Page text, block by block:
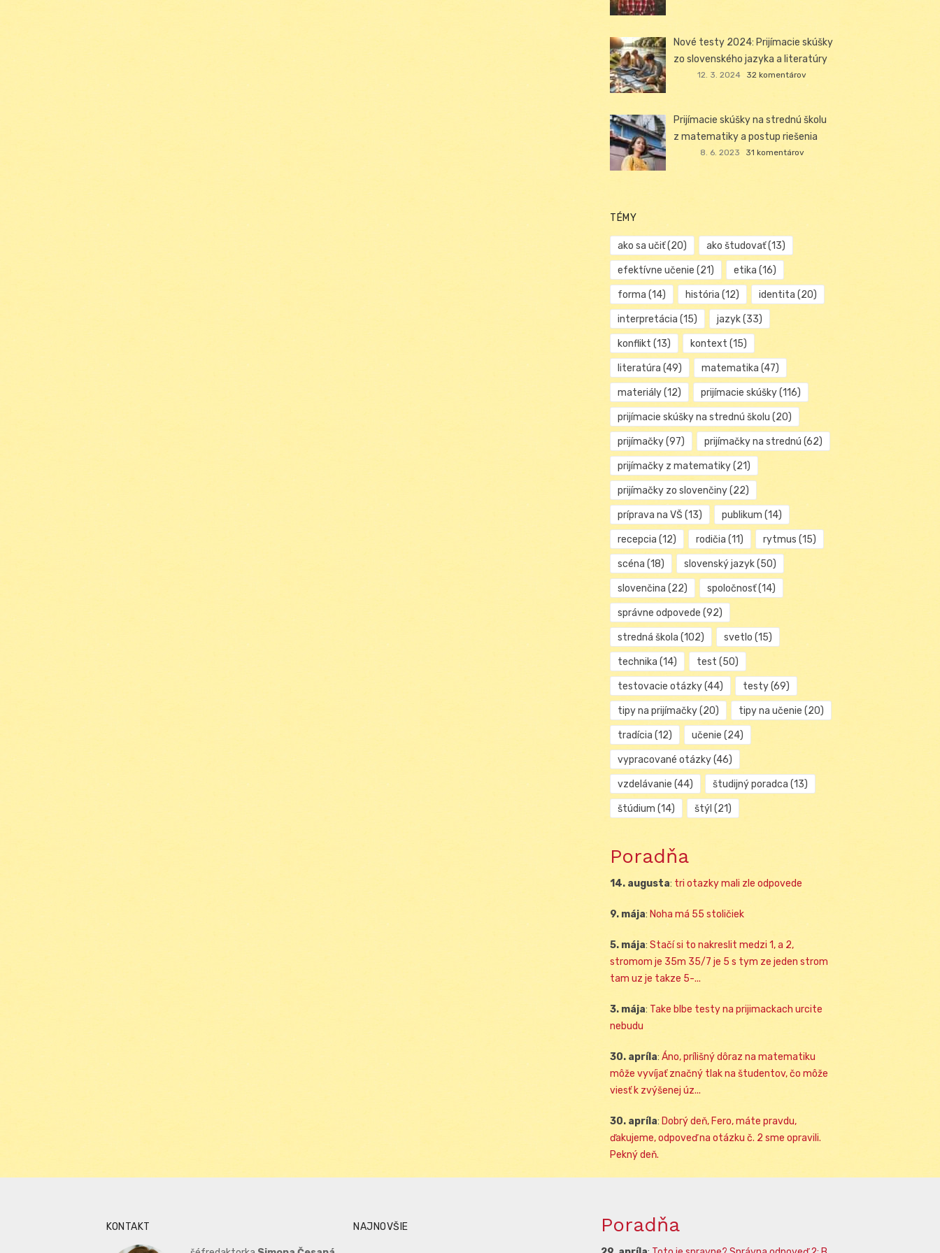
Nové testy 2024: Prijímacie skúšky
zo slovenského jazyka a literatúry
12. 3. 2024 32 komentárov
Prijímacie skúšky na strednú školu
z matematiky a postup riešenia
8. 6. 2023 31 komentárov
TÉMY
ako sa učiť(20) ako študovať(13)
efektívne učenie (21) etika (16)
forma (14) história (12) identita (20)
interpretácia (15) jazyk(33)
konflikt (13) kontext (15)
literatúra (49) matematika (47)
materiály(12) prijímacie skúšky(116)
prijímacie skúšky na strednú školu (20)
prijímačky(97) prijímačky na strednú (62)
prijímačky z matematiky(21)
prijímačky zo slovenčiny(22)
príprava na VŠ (13) publikum (14)
recepcia (12) rodičia (11) rytmus (15)
scéna (18) slovenský jazyk(50)
slovenčina (22) spoločnosť(14)
správne odpovede (92)
stredná škola (102) svetlo (15)
technika (14) test (50)
testovacie otázky(44) testy(69)
tipy na prijímačky(20) tipy na učenie (20)
tradícia (12) učenie (24)
vypracované otázky(46)
vzdelávanie (44) študijný poradca (13)
štúdium (14) štýl (21)
Poradňa
14. augusta: tri otazky mali zle odpovede
9. mája: Noha má 55 stoličiek
5. mája: Stačí si to nakreslit medzi 1, a 2,
stromom je 35m 35/7 je 5 s tym ze jeden strom
tam uz je takze 5-...
3. mája: Take blbe testy na prijimackach urcite
nebudu
30. apríla: Áno, prílišný dôraz na matematiku
môže vyvíjať značný tlak na študentov, čo môže
viesť k zvýšenej úz...
30. apríla: Dobrý deň, Fero, máte pravdu,
ďakujeme, odpoveď na otázku č. 2 sme opravili.
Pekný deň.
KONTAKT NAJNOVŠIE Poradňa